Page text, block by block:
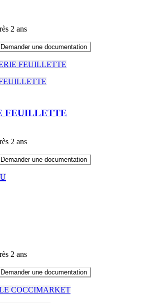
2 ans
Demander une documentation
FEUILLETTE
2 ans
Demander une documentation
2 ans
Demander une documentation